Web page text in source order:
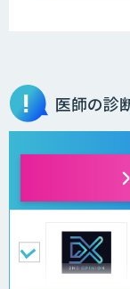
医師の診